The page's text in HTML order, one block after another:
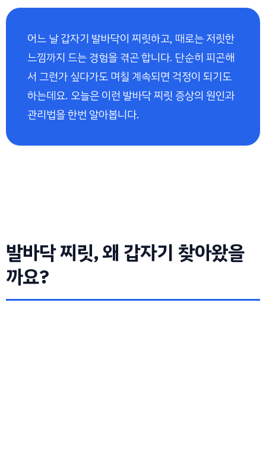
어느 날 갑자기 발바닥이 찌릿하고, 때로는 저릿한
느낌까지 드는 경험을 겪곤 합니다. 단순히 피곤해
서 그런가 싶다가도 며칠 계속되면 걱정이 되기도
하는데요. 오늘은 이런 발바닥 찌릿 증상의 원인과
관리법을 한번 알아봅니다.
발바닥 찌릿, 왜 갑자기 찾아왔을
까요?